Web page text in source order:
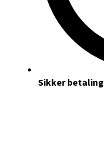
Sikker betaling